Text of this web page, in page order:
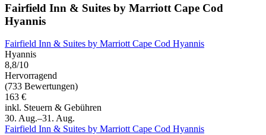
Fairfield Inn & Suites by Marriott Cape Cod
Hyannis
Fairfield Inn & Suites by Marriott Cape Cod Hyannis
Hyannis
8,8/10
Hervorragend
(733 Bewertungen)
163 €
inkl. Steuern & Gebühren
30. Aug.–31. Aug.
Fairfield Inn & Suites by Marriott Cape Cod Hyannis